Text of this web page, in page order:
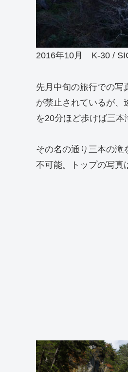
2016年10月 K-30 /
先月中旬の旅行での写
が禁止されているが、
を20分ほど歩けば三本
その名の通り三本の滝
不可能。トップの写真